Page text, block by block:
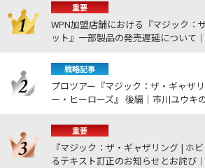
重要
WPN加盟店舗における『マジック：
ット』一部製品の発売遅延について
戦略記事
プロツアー『マジック：ザ・ギャザ
ー・ヒーローズ』 後編｜市川ユウキ
重要
『マジック：ザ・ギャザリング | ホ
るテキスト訂正のお知らせとお詫び